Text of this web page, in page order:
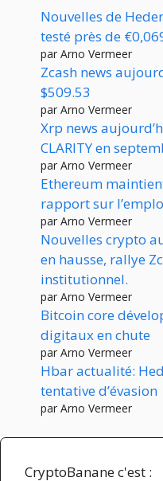
Nouvelles de
testé près de
par Arno Vermeer
Zcash news
$509.53
par Arno Vermeer
Xrp news
CLARITY en
par Arno Vermeer
Ethereum
rapport sur
par Arno Vermeer
Nouvelles crypto
en hausse, rallye
institutionnel.
par Arno Vermeer
Bitcoin core
digitaux en chute
par Arno Vermeer
Hbar actualité:
tentative d’évasion
par Arno Vermeer
CryptoBanane c'est :